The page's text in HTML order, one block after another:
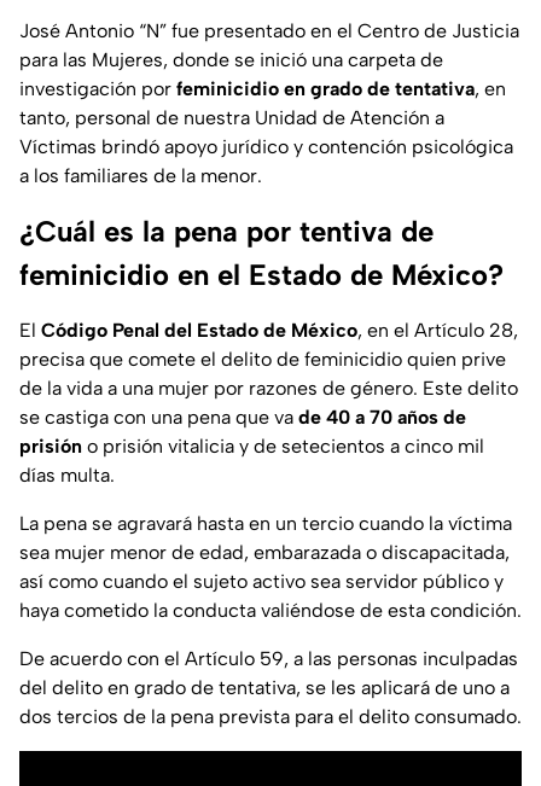
José Antonio “N” fue presentado en el Centro de Justicia
para las Mujeres, donde se inició una carpeta de
investigación por feminicidio en grado de tentativa, en
tanto, personal de nuestra Unidad de Atención a
Víctimas brindó apoyo jurídico y contención psicológica
a los familiares de la menor.
¿Cuál es la pena por tentiva de
feminicidio en el Estado de México?
El Código Penal del Estado de México, en el Artículo 28,
precisa que comete el delito de feminicidio quien prive
de la vida a una mujer por razones de género. Este delito
se castiga con una pena que va de 40 a 70 años de
prisión o prisión vitalicia y de setecientos a cinco mil
días multa.
La pena se agravará hasta en un tercio cuando la víctima
sea mujer menor de edad, embarazada o discapacitada,
así como cuando el sujeto activo sea servidor público y
haya cometido la conducta valiéndose de esta condición.
De acuerdo con el Artículo 59, a las personas inculpadas
del delito en grado de tentativa, se les aplicará de uno a
dos tercios de la pena prevista para el delito consumado.